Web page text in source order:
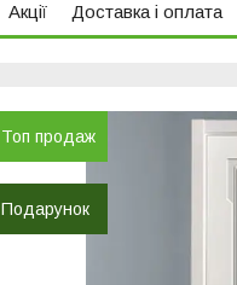
Акції Доставка і оплата
Топ продаж
Подарунок